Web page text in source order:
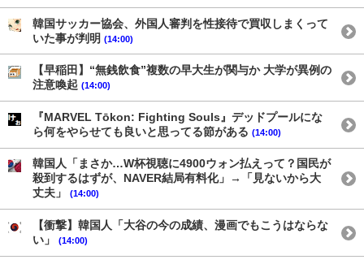
韓国サッカー協会、外国人審判を性接待で買収しまくって
いた事が判明 (14:00)
【早稲田】“無銭飲食”複数の早大生が関与か 大学が異例の
注意喚起 (14:00)
『MARVEL Tōkon: Fighting Souls』デッドプールにな
ら何をやらせても良いと思ってる節がある (14:00)
韓国人「まさか…W杯視聴に4900ウォン払えって？国民が
殺到するはずが、NAVER結局有料化」→「見ないから大
丈夫」
(14:00)
【衝撃】韓国人「大谷の今の成績、漫画でもこうはならな
い」
(14:00)